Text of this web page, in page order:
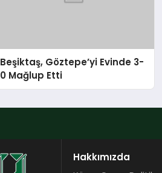
Beşiktaş, Göztepe’yi Evinde 3-
0 Mağlup Etti
Hakkımızda